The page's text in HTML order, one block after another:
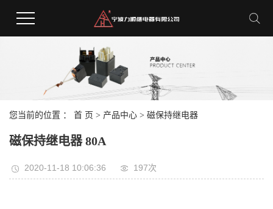
您当前的位置 ： 首 页 > 产品中心 > 磁保持继电器
磁保持继电器 80A
2020-11-18 10:06:36 197次